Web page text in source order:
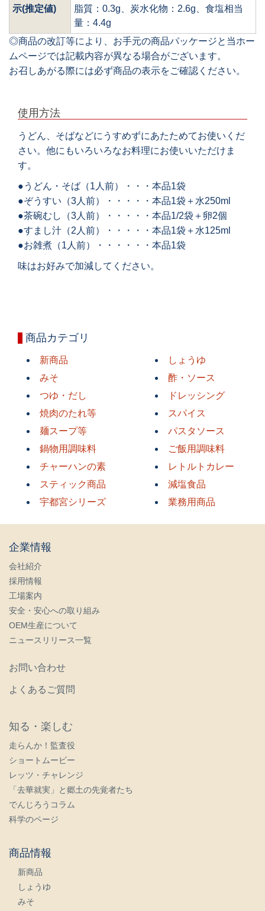
示(推定値)
脂質：0.3g、炭水化物：2.6g、食塩相当
量：4.4g
◎商品の改訂等により、お手元の商品パッケージと当ホー
ムページでは記載内容が異なる場合がございます。
お召しあがる際には必ず商品の表示をご確認ください。
使用方法
うどん、そばなどにうすめずにあたためてお使いくだ
さい。他にもいろいろなお料理にお使いいただけま
す。
●うどん・そば（1人前）・・・本品1袋
●ぞうすい（3人前）・・・・・本品1袋＋水250ml
●茶碗むし（3人前）・・・・・本品1/2袋＋卵2個
●すまし汁（2人前）・・・・・本品1袋＋水125ml
●お雑煮（1人前）・・・・・・本品1袋
味はお好みで加減してください。
商品カテゴリ
新商品
しょうゆ
みそ
酢・ソース
つゆ・だし
ドレッシング
焼肉のたれ等
スパイス
麺スープ等
パスタソース
鍋物用調味料
ご飯用調味料
チャーハンの素
レトルトカレー
スティック商品
減塩食品
宇都宮シリーズ
業務用商品
企業情報
会社紹介
採用情報
工場案内
安全・安心への取り組み
OEM生産について
ニュースリリース一覧
お問い合わせ
よくあるご質問
知る・楽しむ
走らんか！監査役
ショートムービー
レッツ・チャレンジ
「去華就実」と郷土の先覚者たち
でんじろうコラム
科学のページ
商品情報
新商品
しょうゆ
みそ